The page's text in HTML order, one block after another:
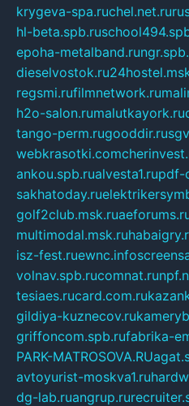
krygeva-spa.ruchel.net.ru
hl-beta.spb.ru
epoha-metalband.ru
dieselvostok.ru
regsmi.rufilmnetwork.ru
h2o-salon.rumalutkayork.ru
tango-perm.rugooddir.ru
webkrasotki.com
ankou.spb.rualvesta1.rupdf-
sakhatoday.ru
golf2club.msk.ru
multimodal.msk.ru
isz-fest.ruewnc.info
volnav.spb.rucomnat.ru
tesiaes.rucard.com.ru
gildiya-kuznecov.ru
griffoncom.spb.rufabrika-
PARK-MATROSOVA.RU
avtoyurist-moskva1.ru
dg-lab.ruangrup.ru